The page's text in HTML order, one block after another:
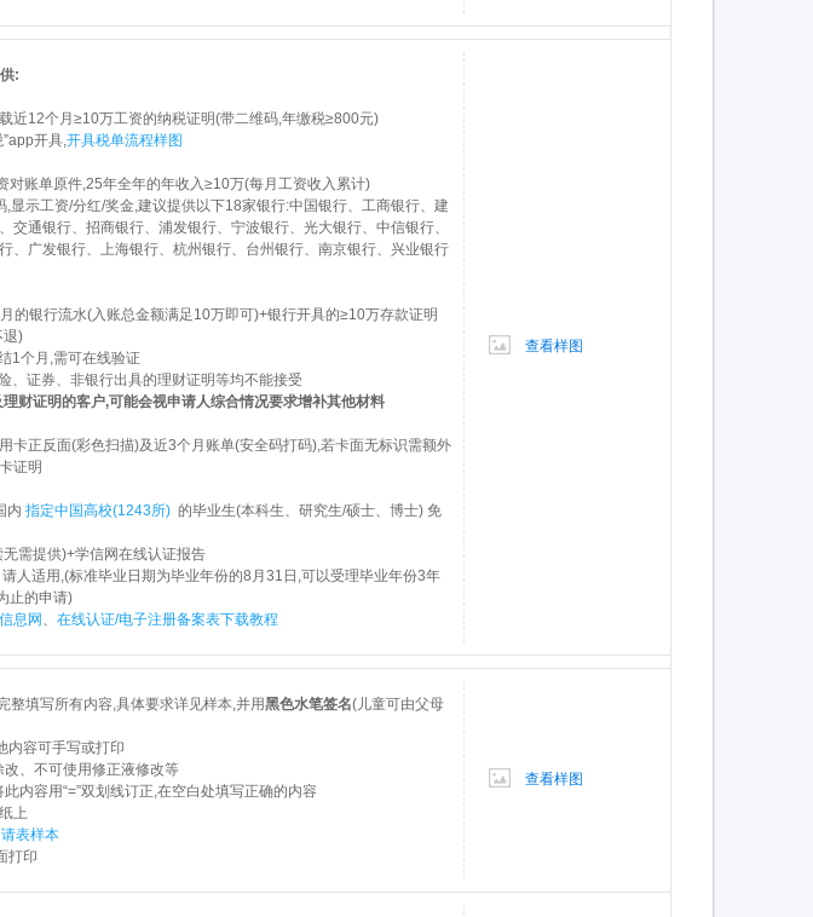
:
近12个月≥10万工资的纳税证明(带二维码,年缴税≥800元)
开具, 开具税单流程样图
对账单原件,25年全年的年收入≥10万(每月工资收入累计)
,显示工资/分红/奖金,建议提供以下18家银行:中国银行、工商银行、建
交通银行、招商银行、浦发银行、宁波银行、光大银行、中信银行、
、广发银行、上海银行、杭州银行、台州银行、南京银行、兴业银行
的银行流水(入账总金额满足10万即可)+银行开具的≥10万存款证明
退)
1个月,需可在线验证
、证券、非银行出具的理财证明等均不能接受
财证明的客户,可能会视申请人综合情况要求增补其他材料
卡正反面(彩色扫描)及近3个月账单(安全码打码),若卡面无标识需额外
证明
内 指定中国高校(1243所) 的毕业生(本科生、研究生/硕士、博士) 免
需提供)+学信网在线认证报告
人适用,(标准毕业日期为毕业年份的8月31日,可以受理毕业年份3年
止的申请)
息网
在线认证/电子注册备案表下载教程
查看样图
整填写所有内容,具体要求详见样本,并用黑色水笔签名(儿童可由父母
内容可手写或打印
、不可使用修正液修改等
内容用“=”双划线订正,在空白处填写正确的内容
上
表样本
打印
查看样图